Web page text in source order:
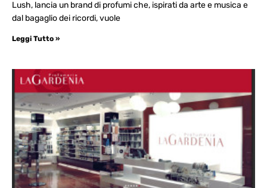
Lush, lancia un brand di profumi che, ispirati da arte e musica e
dal bagaglio dei ricordi, vuole
Leggi Tutto »